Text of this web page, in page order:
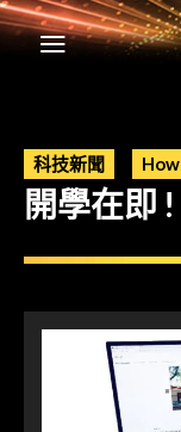
科技新聞
開學在即